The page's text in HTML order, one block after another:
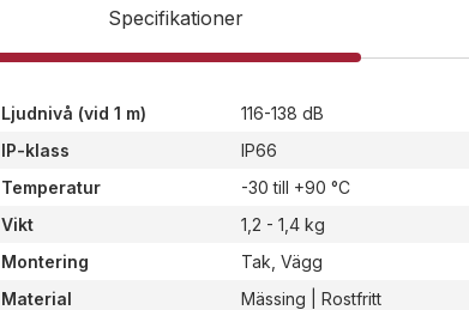
Specifikationer
Ljudnivå (vid 1 m)
116-138 dB
IP-klass
IP66
Temperatur
-30 till +90 °C
Vikt
1,2 - 1,4 kg
Montering
Tak, Vägg
Material
Mässing | Rostfritt